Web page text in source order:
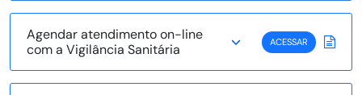
Agendar atendimento on-line
com a Vigilância Sanitária
ACESSAR